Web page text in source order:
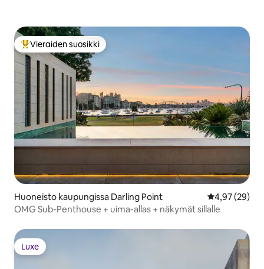
Vieraiden suosikkien parhaimmistoa
Vieraiden suosikki
Huoneisto kaupungissa Darling Point
4,97 (29)
OMG Sub-Penthouse + uima-allas + näkymät sillalle
Luxe
Luxe